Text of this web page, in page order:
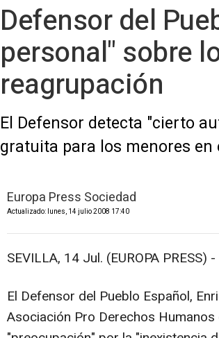
Defensor del
personal" sobre
reagrupación
El Defensor detecta "cierto
gratuita para los menores en
Europa Press Sociedad
Actualizado: lunes, 14 julio 2008 17:40
SEVILLA, 14 Jul. (EUROPA PRESS) -
El Defensor del Pueblo Español,
Asociación Pro Derechos